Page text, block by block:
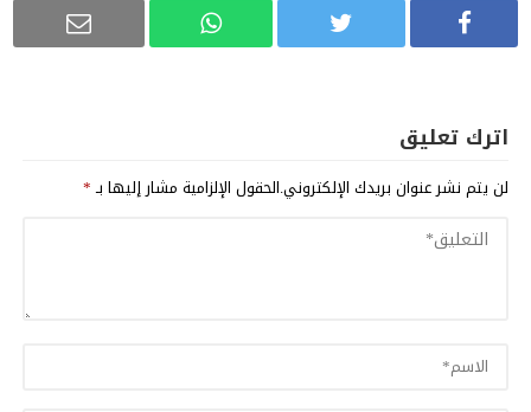
اترك تعليق
لن يتم نشر عنوان بريدك الإلكتروني.الحقول الإلزامية مشار إليها بـ*